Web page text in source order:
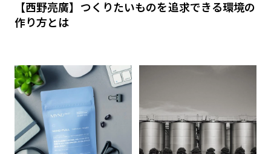
【西野亮廣】つくりたいものを追求できる環境の
作り方とは